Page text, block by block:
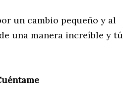
un cambio pequeño y al
una manera increíble y tú